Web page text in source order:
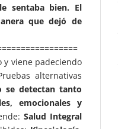
sentaba bien. El
que dejó de
y viene padeciendo
alternativas
se detectan tanto
emocionales y
Salud Integral